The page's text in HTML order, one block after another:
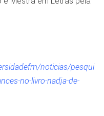
noticias/pesqui
no-livro-nadja-de-